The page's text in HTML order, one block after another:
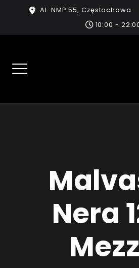
content
Al. NMP 55, Częstochowa
10:00 -
Nera